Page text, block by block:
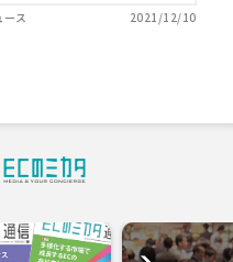
ース 2021/12/10